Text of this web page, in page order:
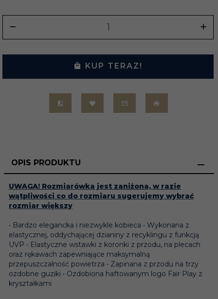
KUP TERAZ!
OPIS PRODUKTU
UWAGA! Rozmiarówka jest zaniżona, w razie
wątpliwości co do rozmiaru sugerujemy wybrać
rozmiar większy
• Bardzo elegancka i niezwykle kobieca • Wykonana z
elastycznej, oddychającej dzianiny z recyklingu z funkcją
UVP • Elastyczne wstawki z koronki z przodu, na plecach
oraz rękawach zapewniające maksymalną
przepuszczalność powietrza • Zapinana z przodu na trzy
ozdobne guziki • Ozdobiona haftowanym logo Fair Play z
kryształkami